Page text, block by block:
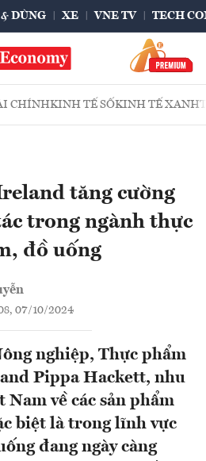
DÙNG XE VNE TV TECH
CHÍNHKINH TẾ SỐKINH TẾ XANH
tăng cường
trong ngành thực
đồ uống
07/10/2024
nghiệp, Thực phẩm
Pippa Hackett, nhu
về các sản phẩm
biệt là trong lĩnh vực
đang ngày càng